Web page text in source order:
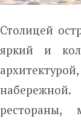
Столицей
яркий и